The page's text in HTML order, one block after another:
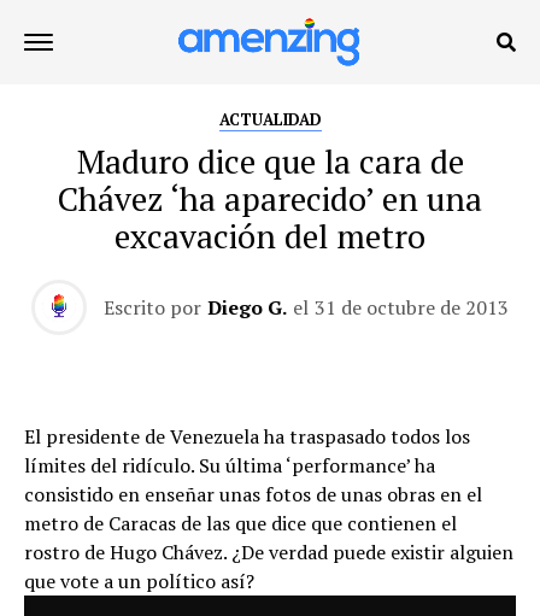
ACTUALIDAD
Maduro dice que la cara de
Chávez ‘ha aparecido’ en una
excavación del metro
Escrito por Diego G. el 31 de octubre de 2013
El presidente de Venezuela ha traspasado todos los
límites del ridículo. Su última ‘performance’ ha
consistido en enseñar unas fotos de unas obras en el
metro de Caracas de las que dice que contienen el
rostro de Hugo Chávez. ¿De verdad puede existir alguien
que vote a un político así?